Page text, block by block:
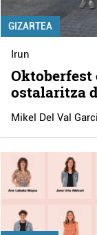
GIZARTEA
Irun
Oktoberfest
ostalaritza
Mikel Del Val